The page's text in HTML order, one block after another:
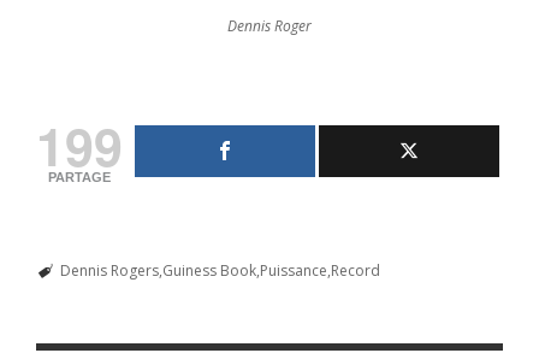
Dennis Roger
199
PARTAGE
Dennis Rogers Guiness Book Puissance Record